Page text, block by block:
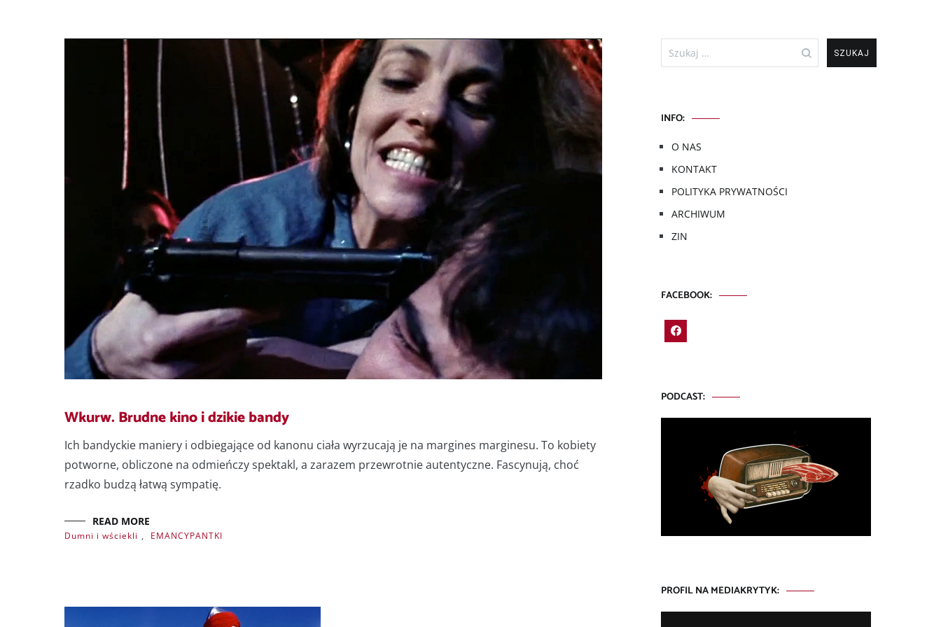
Wkurw. Brudne kino i dzikie bandy
Ich bandyckie maniery i odbiegające od kanonu ciała wyrzucają je na margines marginesu. To kobiety
potworne, obliczone na odmieńczy spektakl, a zarazem przewrotnie autentyczne. Fascynują, choć
rzadko budzą łatwą sympatię.
READ MORE
Dumni i wściekli , EMANCYPANTKI
Szukaj:
INFO:
O NAS
KONTAKT
POLITYKA PRYWATNOŚCI
ARCHIWUM
ZIN
FACEBOOK:
PODCAST:
PROFIL NA MEDIAKRYTYK: